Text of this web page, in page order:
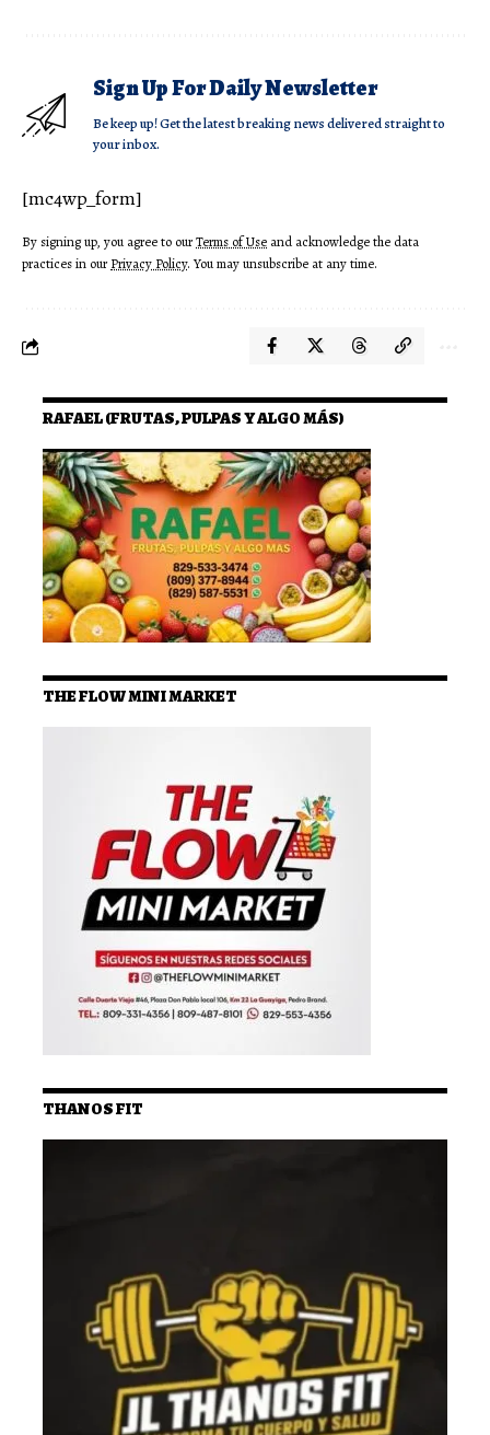
Sign Up For Daily Newsletter
Be keep up! Get the latest breaking news delivered straight to
your inbox.
[mc4wp_form]
By signing up, you agree to ourTerms of Use and acknowledge the data
practices in ourPrivacy Policy. You may unsubscribe at any time.
RAFAEL (FRUTAS, PULPAS Y ALGO MÁS)
THE FLOW MINI MARKET
THANOS FIT